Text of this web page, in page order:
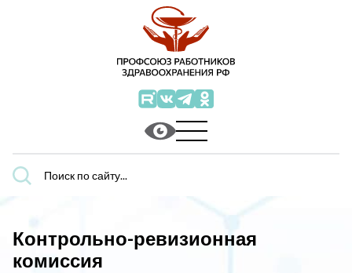
Поиск
по
Контрольно-ревизионная
комиссия